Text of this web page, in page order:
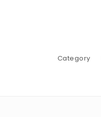
Category